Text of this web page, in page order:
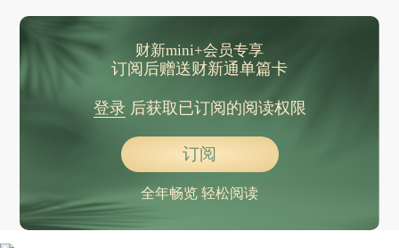
财新mini+会员专享
订阅后赠送财新通单篇卡
登录后获取已订阅的阅读权限
订阅
全年畅览 轻松阅读